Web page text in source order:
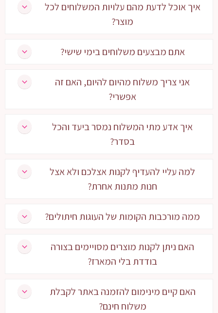
איך אוכל לדעת מהם עלויות המשלוחים לכל
מוצר?
אתם מבצעים משלוחים בימי שישי?
אני צריך משלוח מהיום להיום, האם זה
אפשרי?
איך אדע מתי המשלוח נמסר ביעד והכל
בסדר?
למה עליי להעדיף לקנות אצלכם ולא אצל
חנות מתנות אחרת?
ממה מורכבות הקומות של העוגות חיתולים?
האם ניתן לקנות מוצרים מסויימים בצורה
בודדת בלי המארז?
האם קיים מינימום להזמנה באתר לקבלת
משלוח חינם?